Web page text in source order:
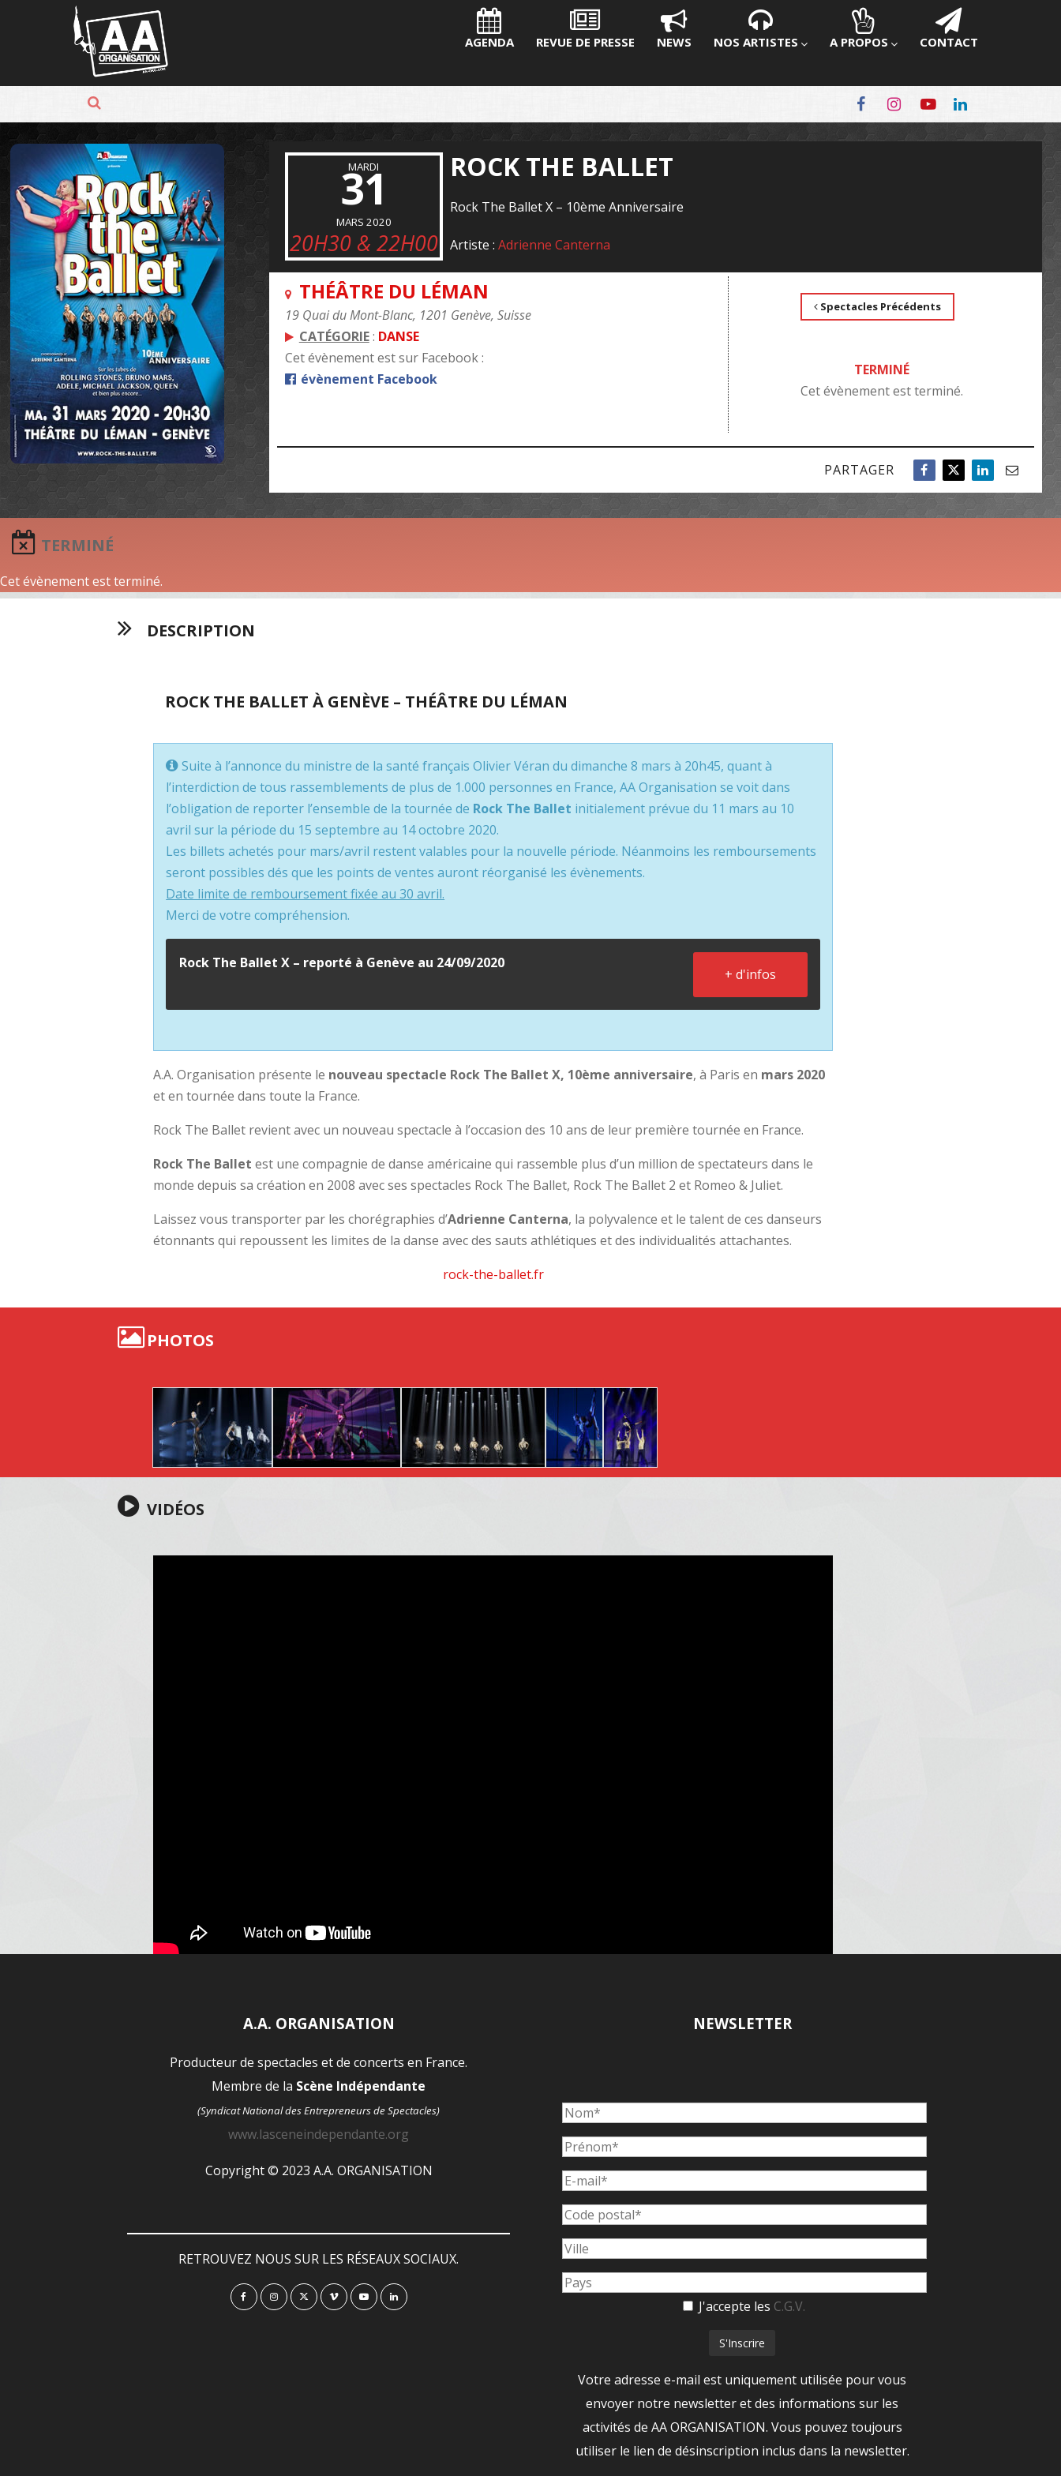
Panneau de gestion des cookies
AGENDA REVUE DE PRESSE NEWS NOS ARTISTES A PROPOS CONTACT
MARDI
31
MARS 2020
20H30 & 22H00
ROCK THE BALLET
Rock The Ballet X – 10ème Anniversaire
Artiste :Adrienne Canterna
THÉÂTRE DU LÉMAN
19 Quai du Mont-Blanc, 1201 Genève, Suisse
CATÉGORIE: DANSE
Cet évènement est sur Facebook :
évènement Facebook
Spectacles Précédents
TERMINÉ
Cet évènement est terminé.
PARTAGER
TERMINÉ
Cet évènement est terminé.
DESCRIPTION
ROCK THE BALLET À GENÈVE – THÉÂTRE DU LÉMAN
Suite à l’annonce du ministre de la santé français Olivier Véran du dimanche 8 mars à 20h45, quant à
l’interdiction de tous rassemblements de plus de 1.000 personnes en France, AA Organisation se voit dans
l’obligation de reporter l’ensemble de la tournée de Rock The Ballet initialement prévue du 11 mars au 10
avril sur la période du 15 septembre au 14 octobre 2020.
Les billets achetés pour mars/avril restent valables pour la nouvelle période. Néanmoins les remboursements
seront possibles dés que les points de ventes auront réorganisé les évènements.
Date limite de remboursement fixée au 30 avril.
Merci de votre compréhension.
Rock The Ballet X – reporté à Genève au 24/09/2020
+ d'infos
A.A. Organisation présente le nouveau spectacle Rock The Ballet X, 10ème anniversaire, à Paris en mars 2020
et en tournée dans toute la France.
Rock The Ballet revient avec un nouveau spectacle à l’occasion des 10 ans de leur première tournée en France.
Rock The Balletest une compagnie de danse américaine qui rassemble plus d’un million de spectateurs dans le
monde depuis sa création en 2008 avec ses spectacles Rock The Ballet, Rock The Ballet 2 et Romeo & Juliet.
Laissez vous transporter par les chorégraphies d’Adrienne Canterna, la polyvalence et le talent de ces danseurs
étonnants qui repoussent les limites de la danse avec des sauts athlétiques et des individualités attachantes.
rock-the-ballet.fr
PHOTOS
VIDÉOS
A.A. ORGANISATION
Producteur de spectacles et de concerts en France.
Membre de la Scène Indépendante
(Syndicat National des Entrepreneurs de Spectacles)
www.lasceneindependante.org
Copyright © 2023 A.A. ORGANISATION
RETROUVEZ NOUS SUR LES RÉSEAUX SOCIAUX.
NEWSLETTER
J'accepte les C.G.V.
Votre adresse e-mail est uniquement utilisée pour vous
envoyer notre newsletter et des informations sur les
activités de AA ORGANISATION. Vous pouvez toujours
utiliser le lien de désinscription inclus dans la newsletter.